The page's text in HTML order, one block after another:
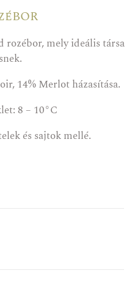
rozébor, mely ideális társa
14% Merlot házasítása.
8 – 10°C
és sajtok mellé.